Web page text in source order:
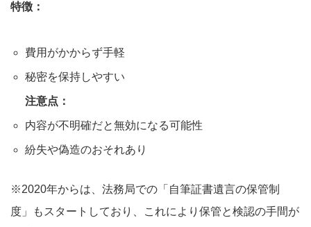
特徴：
費用がかからず手軽
秘密を保持しやすい
注意点：
内容が不明確だと無効になる可能性
紛失や偽造のおそれあり
※2020年からは、法務局での「自筆証書遺言の保管制
度」もスタートしており、これにより保管と検認の手間が